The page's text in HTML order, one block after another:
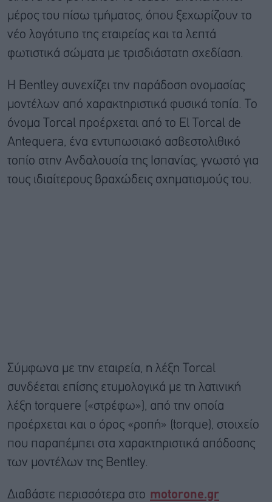
μέρος του πίσω τμήματος, όπου ξεχωρίζουν το
νέο λογότυπο της εταιρείας και τα λεπτά
φωτιστικά σώματα με τρισδιάστατη σχεδίαση.
Η Bentley συνεχίζει την παράδοση ονομασίας
μοντέλων από χαρακτηριστικά φυσικά τοπία. Το
όνομα Torcal προέρχεται από το El Torcal de
Antequera, ένα εντυπωσιακό ασβεστολιθικό
τοπίο στην Ανδαλουσία της Ισπανίας, γνωστό για
τους ιδιαίτερους βραχώδεις σχηματισμούς του.
Σύμφωνα με την εταιρεία, η λέξη Torcal
συνδέεται επίσης ετυμολογικά με τη λατινική
λέξη torquere («στρέφω»), από την οποία
προέρχεται και ο όρος «ροπή» (torque), στοιχείο
που παραπέμπει στα χαρακτηριστικά απόδοσης
των μοντέλων της Bentley.
Διαβάστε περισσότερα στο motorone.gr